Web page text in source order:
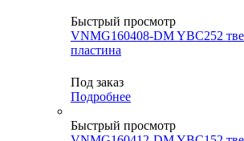
Быстрый просмотр
VNMG160408-DM YBC252
пластина
Под заказ
Подробнее
Быстрый просмотр